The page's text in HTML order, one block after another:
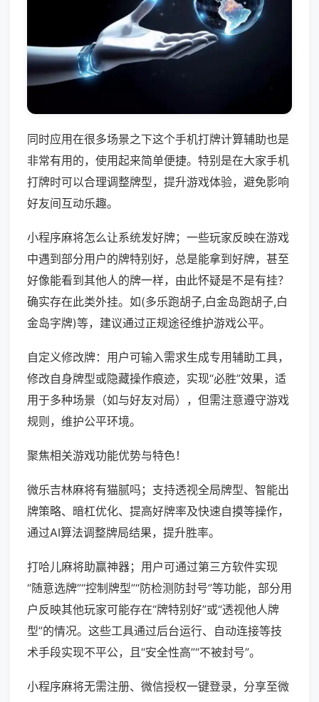
同时应用在很多场景之下这个手机打牌计算辅助也是
非常有用的，使用起来简单便捷。特别是在大家手机
打牌时可以合理调整牌型，提升游戏体验，避免影响
好友间互动乐趣。
小程序麻将怎么让系统发好牌；一些玩家反映在游戏
中遇到部分用户的牌特别好，总是能拿到好牌，甚至
好像能看到其他人的牌一样，由此怀疑是不是有挂？
确实存在此类外挂。如(多乐跑胡子,白金岛跑胡子,白
金岛字牌)等，建议通过正规途径维护游戏公平。
自定义修改牌：用户可输入需求生成专用辅助工具，
修改自身牌型或隐藏操作痕迹，实现“必胜”效果，适
用于多种场景（如与好友对局），但需注意遵守游戏
规则，维护公平环境。
聚焦相关游戏功能优势与特色！
微乐吉林麻将有猫腻吗；支持透视全局牌型、智能出
牌策略、暗杠优化、提高好牌率及快速自摸等操作，
通过AI算法调整牌局结果，提升胜率。
打哈儿麻将助赢神器；用户可通过第三方软件实现
“随意选牌”“控制牌型”“防检测防封号”等功能，部分用
户反映其他玩家可能存在“牌特别好”或“透视他人牌
型”的情况。这些工具通过后台运行、自动连接等技
术手段实现不平公，且“安全性高”“不被封号”。
小程序麻将无需注册、微信授权一键登录，分享至微